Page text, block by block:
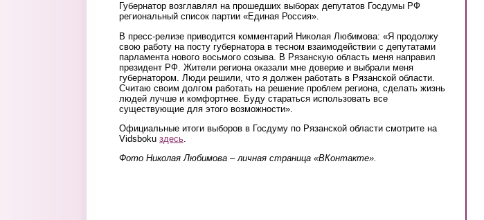
Губернатор возглавлял на прошедших выборах депутатов Госдумы РФ
региональный список партии «Единая Россия».
В пресс-релизе приводится комментарий Николая Любимова: «Я продолжу
свою работу на посту губернатора в тесном взаимодействии с депутатами
парламента нового восьмого созыва. В Рязанскую область меня направил
президент РФ. Жители региона оказали мне доверие и выбрали меня
губернатором. Люди решили, что я должен работать в Рязанской области.
Считаю своим долгом работать на решение проблем региона, сделать жизнь
людей лучше и комфортнее. Буду стараться использовать все
существующие для этого возможности».
Официальные итоги выборов в Госдуму по Рязанской области смотрите на
Vidsboku здесь
Фото Николая Любимова – личная страница «ВКонтакте».